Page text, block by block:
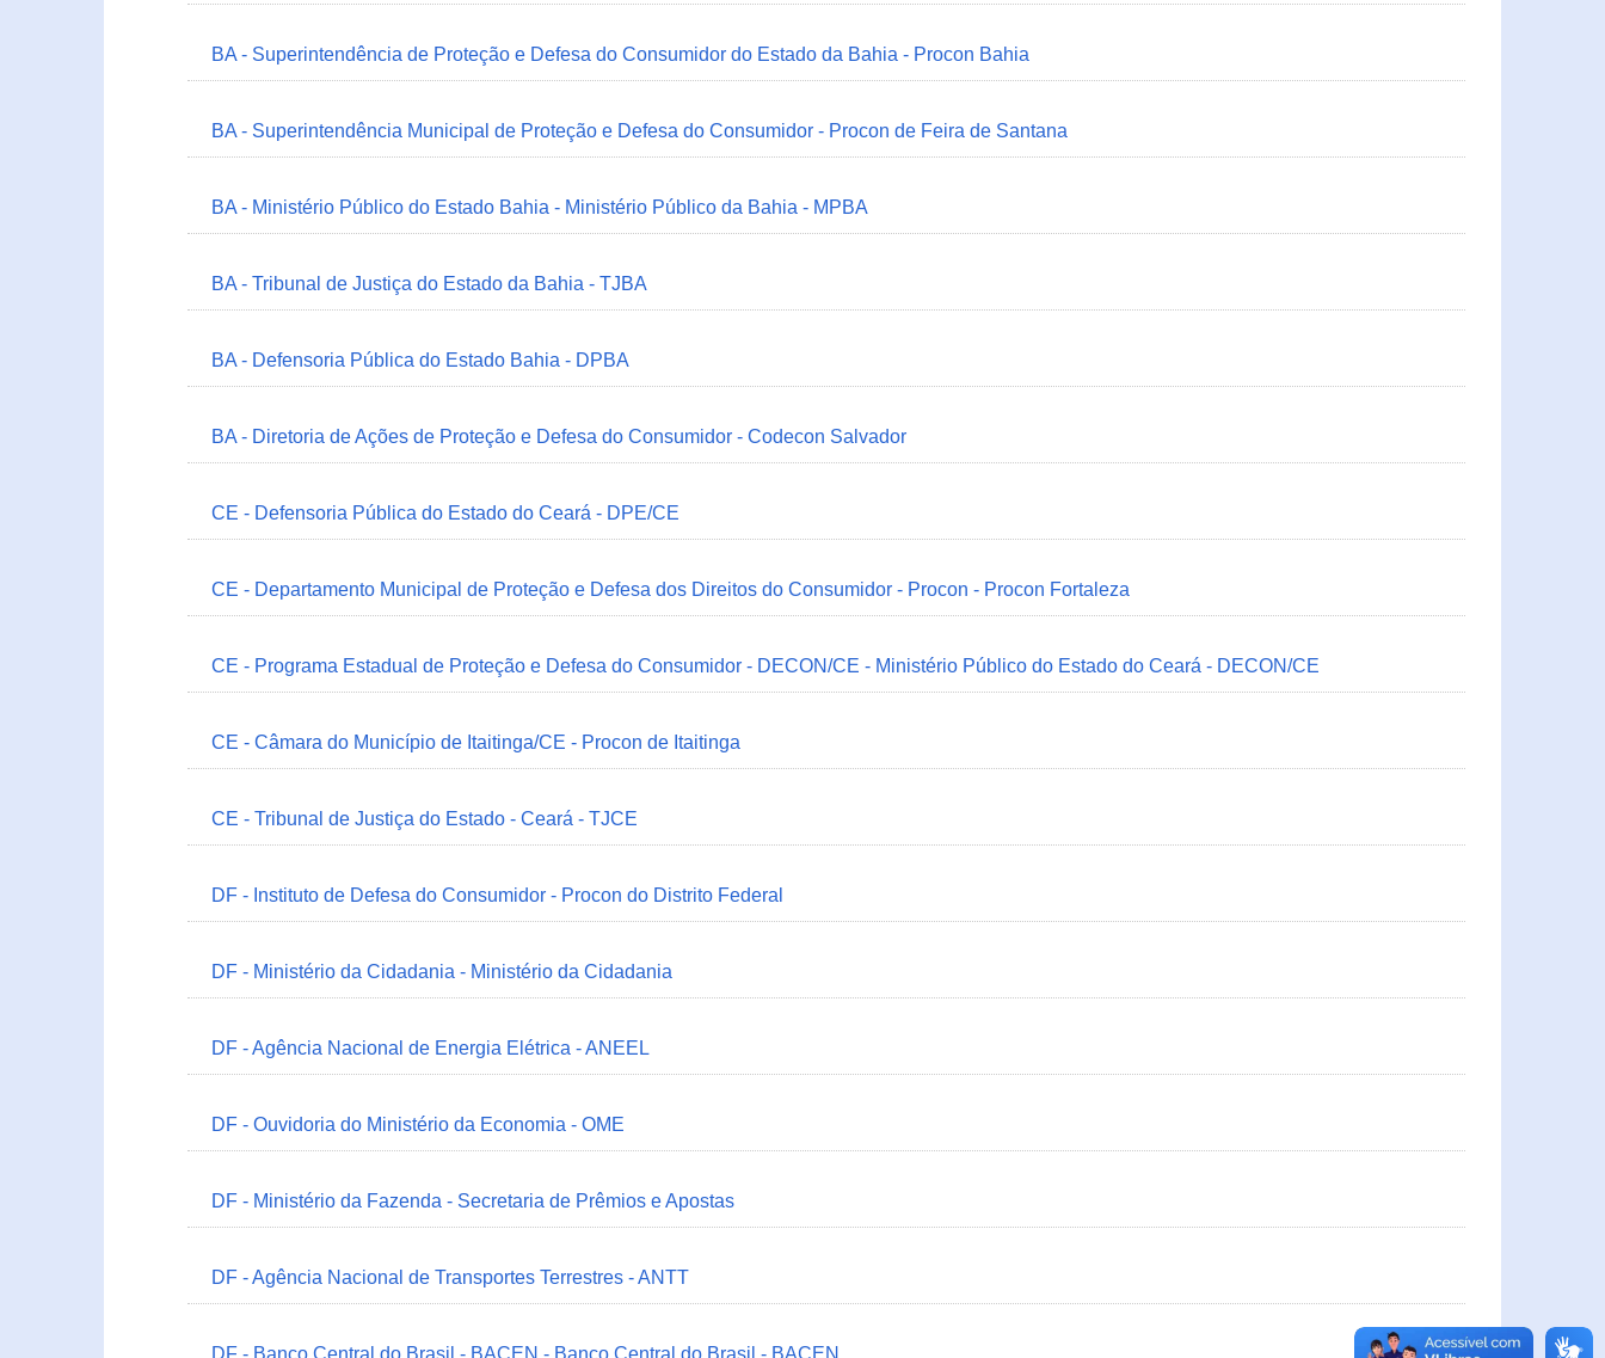
BA - Superintendência de Proteção e Defesa do Consumidor do Estado da Bahia - Procon Bahia
BA - Superintendência Municipal de Proteção e Defesa do Consumidor - Procon de Feira de Santana
BA - Ministério Público do Estado Bahia - Ministério Público da Bahia - MPBA
BA - Tribunal de Justiça do Estado da Bahia - TJBA
BA - Defensoria Pública do Estado Bahia - DPBA
BA - Diretoria de Ações de Proteção e Defesa do Consumidor - Codecon Salvador
CE - Defensoria Pública do Estado do Ceará - DPE/CE
CE - Departamento Municipal de Proteção e Defesa dos Direitos do Consumidor - Procon - Procon Fortaleza
CE - Programa Estadual de Proteção e Defesa do Consumidor - DECON/CE - Ministério Público do Estado do Ceará - DECON/CE
CE - Câmara do Município de Itaitinga/CE - Procon de Itaitinga
CE - Tribunal de Justiça do Estado - Ceará - TJCE
DF - Instituto de Defesa do Consumidor - Procon do Distrito Federal
DF - Ministério da Cidadania - Ministério da Cidadania
DF - Agência Nacional de Energia Elétrica - ANEEL
DF - Ouvidoria do Ministério da Economia - OME
DF - Ministério da Fazenda - Secretaria de Prêmios e Apostas
DF - Agência Nacional de Transportes Terrestres - ANTT
DF - Banco Central do Brasil - BACEN - Banco Central do Brasil - BACEN